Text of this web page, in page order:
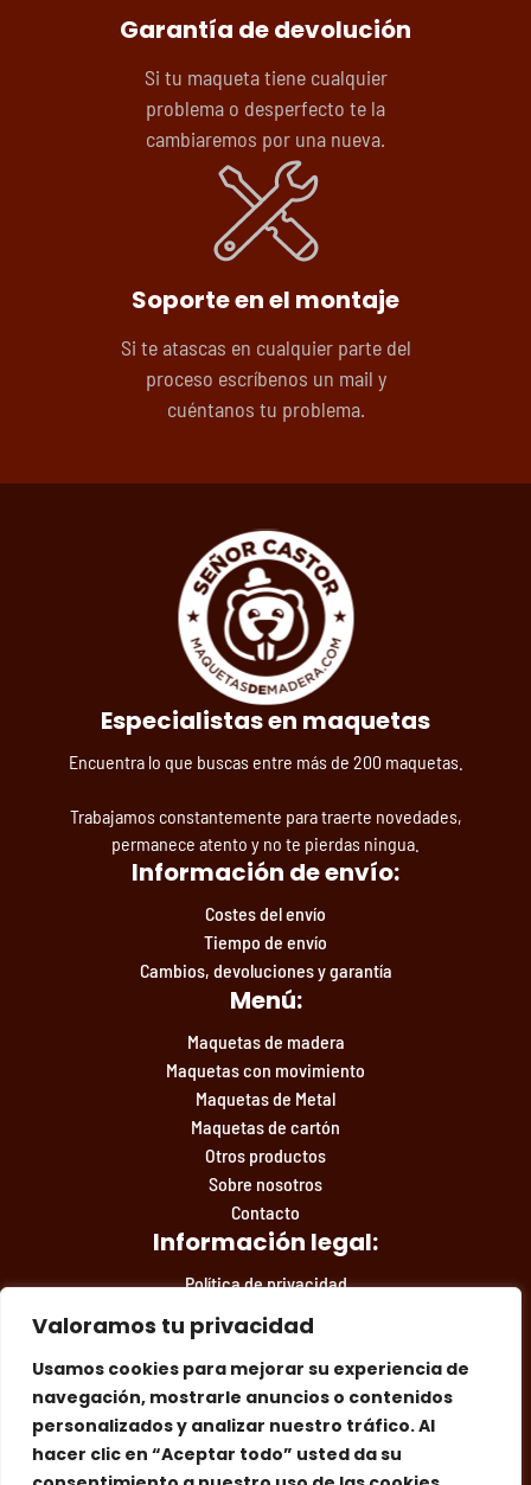
Valoramos tu privacidad
Usamos cookies para mejorar su experiencia de
navegación, mostrarle anuncios o contenidos
personalizados y analizar nuestro tráfico. Al
hacer clic en “Aceptar todo” usted da su
Garantía de devolución
Si tu maqueta tiene cualquier
problema o desperfecto te la
cambiaremos por una nueva.
Soporte en el montaje
Si te atascas en cualquier parte del
proceso escríbenos un mail y
cuéntanos tu problema.
Especialistas en maquetas
Encuentra lo que buscas entre más de 200 maquetas.
Trabajamos constantemente para traerte novedades,
permanece atento y no te pierdas ningua.
Información de envío:
Costes del envío
Tiempo de envío
Cambios, devoluciones y garantía
Menú:
Maquetas de madera
Maquetas con movimiento
Maquetas de Metal
Maquetas de cartón
Otros productos
Sobre nosotros
Contacto
Información legal:
Política de privacidad
Aviso legal
Síguenos en las redes:Facebook Instagram